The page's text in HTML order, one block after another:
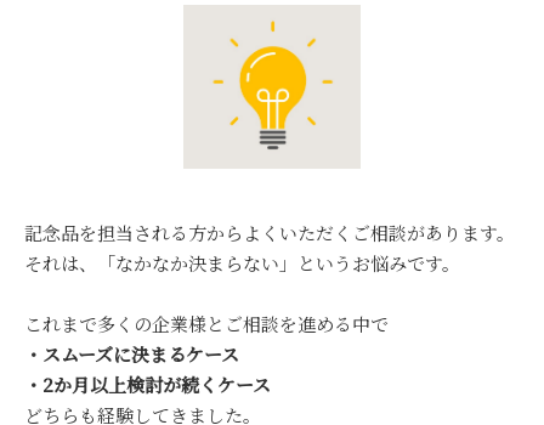
記念品を担当される方からよくいただくご相談があります。
それは、「なかなか決まらない」というお悩みです。
これまで多くの企業様とご相談を進める中で
・スムーズに決まるケース
・2か月以上検討が続くケース
どちらも経験してきました。